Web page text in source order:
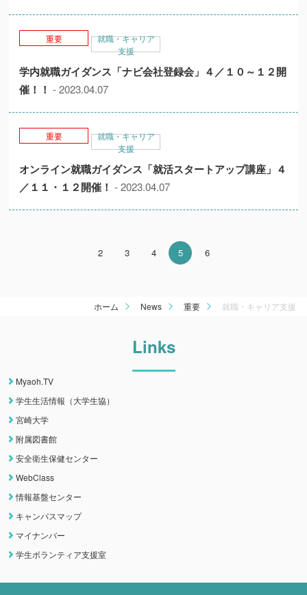
重要
就職・キャリア
支援
学内就職ガイダンス「ナビ会社登録会」４／１０～１２開
催！！ - 2023.04.07
重要
就職・キャリア
支援
オンライン就職ガイダンス「就活スタートアップ講座」４
／１１・１２開催！ - 2023.04.07
2 3 4 5 6
ホーム News 重要 就職・キャリア支援
Links
Myaoh.TV
学生生活情報（大学生協）
宮崎大学
附属図書館
安全衛生保健センター
WebClass
情報基盤センター
キャンパスマップ
マイナンバー
学生ボランティア支援室